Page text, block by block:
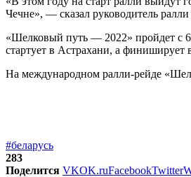
Чечне», — сказал руководитель
«Шелковый путь — 2022» пройдет с
стартует в Астрахани, а
На международном ралли-рейде
#беларусь
283
Поделится VKOK.ruFacebookTwitter